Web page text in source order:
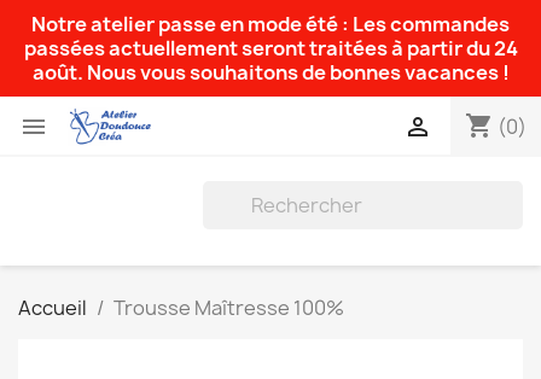
Notre atelier passe en mode été : Les commandes
passées actuellement seront traitées à partir du 24
août. Nous vous souhaitons de bonnes vacances !
 shopping_cart (0)

Accueil Trousse Maîtresse 100%